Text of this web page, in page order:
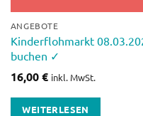
ANGEBOTE
Kinderflohmarkt
buchen ✓
16,00€ inkl. MwSt.
WEITERLESEN